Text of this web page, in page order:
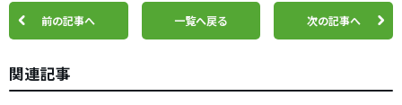
前の記事へ 一覧へ戻る 次の記事へ
関連記事